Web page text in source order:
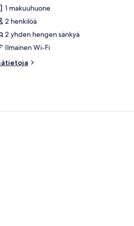
1 makuuhuone
2 henkilöä
2 yhden hengen sänkyä
Ilmainen Wi-Fi